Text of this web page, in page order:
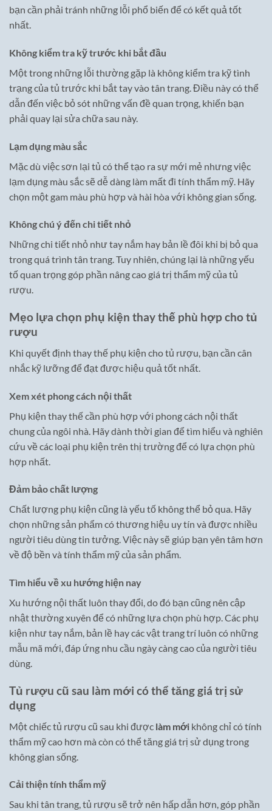
bạn cần phải tránh những lỗi phổ biến để có kết quả tốt
nhất.
Không kiểm tra kỹ trước khi bắt đầu
Một trong những lỗi thường gặp là không kiểm tra kỹ tình
trạng của tủ trước khi bắt tay vào tân trang. Điều này có thể
dẫn đến việc bỏ sót những vấn đề quan trọng, khiến bạn
phải quay lại sửa chữa sau này.
Lạm dụng màu sắc
Mặc dù việc sơn lại tủ có thể tạo ra sự mới mẻ nhưng việc
lạm dụng màu sắc sẽ dễ dàng làm mất đi tính thẩm mỹ. Hãy
chọn một gam màu phù hợp và hài hòa với không gian sống.
Không chú ý đến chi tiết nhỏ
Những chi tiết nhỏ như tay nắm hay bản lề đôi khi bị bỏ qua
trong quá trình tân trang. Tuy nhiên, chúng lại là những yếu
tố quan trọng góp phần nâng cao giá trị thẩm mỹ của tủ
rượu.
Mẹo lựa chọn phụ kiện thay thế phù hợp cho tủ
rượu
Khi quyết định thay thế phụ kiện cho tủ rượu, bạn cần cân
nhắc kỹ lưỡng để đạt được hiệu quả tốt nhất.
Xem xét phong cách nội thất
Phụ kiện thay thế cần phù hợp với phong cách nội thất
chung của ngôi nhà. Hãy dành thời gian để tìm hiểu và nghiên
cứu về các loại phụ kiện trên thị trường để có lựa chọn phù
hợp nhất.
Đảm bảo chất lượng
Chất lượng phụ kiện cũng là yếu tố không thể bỏ qua. Hãy
chọn những sản phẩm có thương hiệu uy tín và được nhiều
người tiêu dùng tin tưởng. Việc này sẽ giúp bạn yên tâm hơn
về độ bền và tính thẩm mỹ của sản phẩm.
Tìm hiểu về xu hướng hiện nay
Xu hướng nội thất luôn thay đổi, do đó bạn cũng nên cập
nhật thường xuyên để có những lựa chọn phù hợp. Các phụ
kiện như tay nắm, bản lề hay các vật trang trí luôn có những
mẫu mã mới, đáp ứng nhu cầu ngày càng cao của người tiêu
dùng.
Tủ rượu cũ sau làm mới có thể tăng giá trị sử
dụng
Một chiếc tủ rượu cũ sau khi được làm mới không chỉ có tính
thẩm mỹ cao hơn mà còn có thể tăng giá trị sử dụng trong
không gian sống.
Cải thiện tính thẩm mỹ
Sau khi tân trang, tủ rượu sẽ trở nên hấp dẫn hơn, góp phần